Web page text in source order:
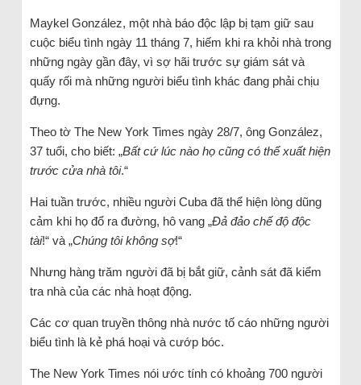
Maykel González, một nhà báo độc lập bị tạm giữ sau
cuộc biểu tình ngày 11 tháng 7, hiếm khi ra khỏi nhà trong
những ngày gần đây, vì sợ hãi trước sự giám sát và
quấy rối mà những người biểu tình khác đang phải chịu
đựng.
Theo tờ The New York Times ngày 28/7, ông González,
37 tuổi, cho biết: „Bất cứ lúc nào họ cũng có thể xuất hiện
trước cửa nhà tôi.“
Hai tuần trước, nhiều người Cuba đã thể hiện lòng dũng
cảm khi họ đổ ra đường, hô vang „Đả đảo chế độ độc
tài!“ và „Chúng tôi không sợ!“
Nhưng hàng trăm người đã bị bắt giữ, cảnh sát đã kiểm
tra nhà của các nhà hoạt động.
Các cơ quan truyền thông nhà nước tố cáo những người
biểu tình là kẻ phá hoại và cướp bóc.
The New York Times nói ước tính có khoảng 700 người